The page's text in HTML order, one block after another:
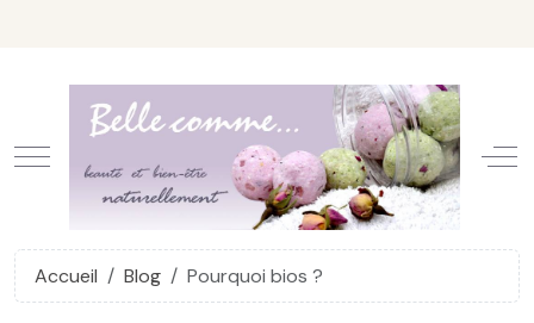
Mobile Menu Toggle
Accueil Blog Pourquoi bios ?